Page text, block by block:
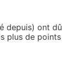
depuis) ont dû
plus de points